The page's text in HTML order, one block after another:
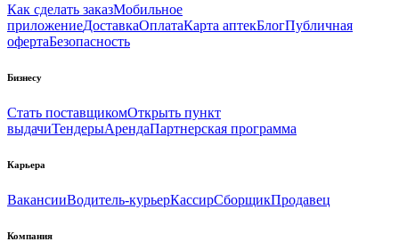
Как сделать заказМобильное
приложениеДоставкаОплатаКарта аптекБлогПубличная
офертаБезопасность
Бизнесу
Стать поставщикомОткрыть пункт
выдачиТендерыАрендаПартнерская программа
Карьера
ВакансииВодитель-курьерКассирСборщикПродавец
Компания